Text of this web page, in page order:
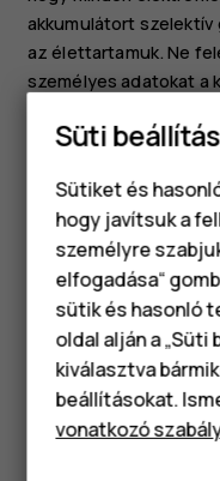
akkumulátort
az élettartamuk. Ne
személyes adatokat a
vigye el a
hulladékkezelő
visszavételi
országában:
www.hmd.com/
Süti
Sütiket és
hogy javítsuk a
személyre
elfogadása“
sütik és hasonló
oldal alján a
kiválasztva
beállításokat.
vonatkozó